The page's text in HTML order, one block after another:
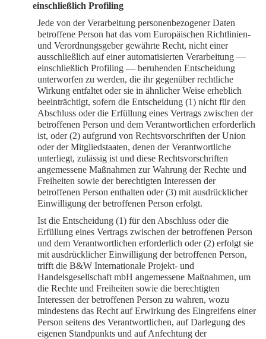
einschließlich Profiling
Jede von der Verarbeitung personenbezogener Daten
betroffene Person hat das vom Europäischen Richtlinien-
und Verordnungsgeber gewährte Recht, nicht einer
ausschließlich auf einer automatisierten Verarbeitung —
einschließlich Profiling — beruhenden Entscheidung
unterworfen zu werden, die ihr gegenüber rechtliche
Wirkung entfaltet oder sie in ähnlicher Weise erheblich
beeinträchtigt, sofern die Entscheidung (1) nicht für den
Abschluss oder die Erfüllung eines Vertrags zwischen der
betroffenen Person und dem Verantwortlichen erforderlich
ist, oder (2) aufgrund von Rechtsvorschriften der Union
oder der Mitgliedstaaten, denen der Verantwortliche
unterliegt, zulässig ist und diese Rechtsvorschriften
angemessene Maßnahmen zur Wahrung der Rechte und
Freiheiten sowie der berechtigten Interessen der
betroffenen Person enthalten oder (3) mit ausdrücklicher
Einwilligung der betroffenen Person erfolgt.
Ist die Entscheidung (1) für den Abschluss oder die
Erfüllung eines Vertrags zwischen der betroffenen Person
und dem Verantwortlichen erforderlich oder (2) erfolgt sie
mit ausdrücklicher Einwilligung der betroffenen Person,
trifft die B&W Internationale Projekt- und
Handelsgesellschaft mbH angemessene Maßnahmen, um
die Rechte und Freiheiten sowie die berechtigten
Interessen der betroffenen Person zu wahren, wozu
mindestens das Recht auf Erwirkung des Eingreifens einer
Person seitens des Verantwortlichen, auf Darlegung des
eigenen Standpunkts und auf Anfechtung der